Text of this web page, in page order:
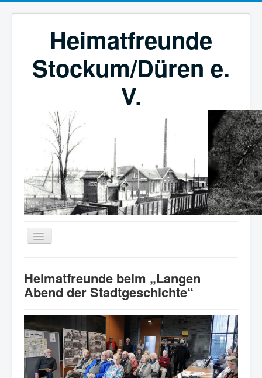
Heimatfreunde
Stockum/Düren e.
V.
Verein
Veranstaltungen
Aktuelles
Heimatlied
Heimatfreunde beim „Langen
Abend der Stadtgeschichte“